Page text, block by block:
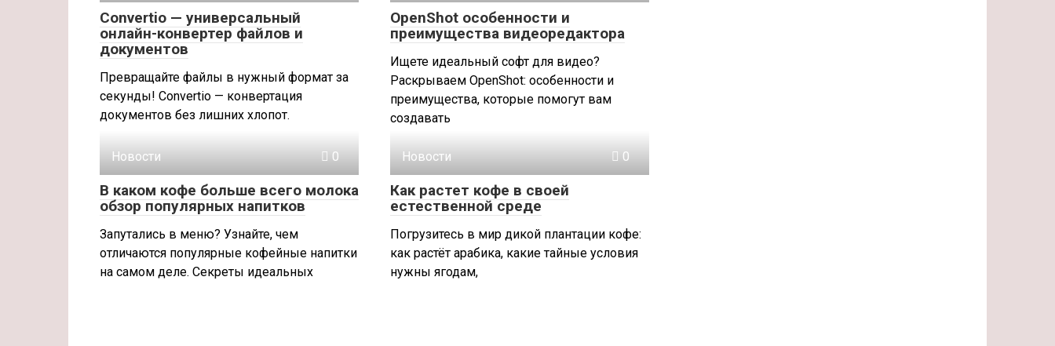
Convertio — универсальный
онлайн-конвертер файлов и
документов
Превращайте файлы в нужный формат за
секунды! Convertio — конвертация
документов без лишних хлопот.
OpenShot особенности и
преимущества видеоредактора
Ищете идеальный софт для видео?
Раскрываем OpenShot: особенности и
преимущества, которые помогут вам
создавать
Новости 0
В каком кофе больше всего молока
обзор популярных напитков
Запутались в меню? Узнайте, чем
отличаются популярные кофейные напитки
на самом деле. Секреты идеальных
Новости 0
Как растет кофе в своей
естественной среде
Погрузитесь в мир дикой плантации кофе:
как растёт арабика, какие тайные условия
нужны ягодам,